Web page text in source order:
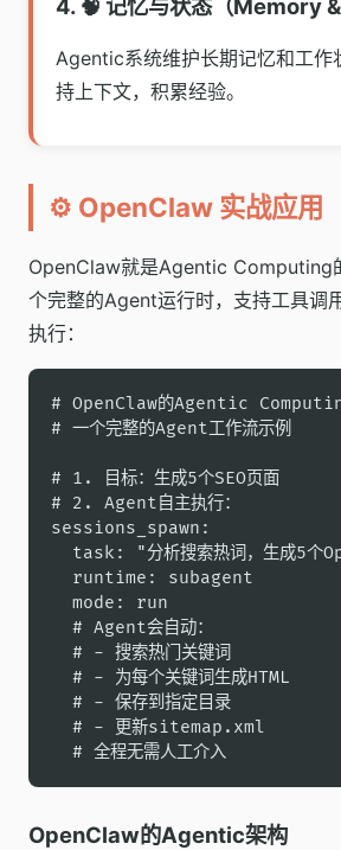
4. 🧠 记忆与状态（Memory &
Agentic系统维护长期记忆和工作
持上下文，积累经验。
⚙️ OpenClaw 实战应用
OpenClaw就是Agentic
个完整的Agent运行时，支持工具调
执行：
# OpenClaw的Agentic
# 一个完整的Agent工作流示例
# 1. 目标：生成5个SEO页面
# 2. Agent自主执行：
sessions_spawn:
task: "分析搜索热词，生成5个
  runtime: subagent
  mode: run
  # Agent会自动：
  # - 搜索热门关键词
  # - 为每个关键词生成HTML
  # - 保存到指定目录
  # - 更新sitemap.xml
  # 全程无需人工介入
OpenClaw的Agentic架构